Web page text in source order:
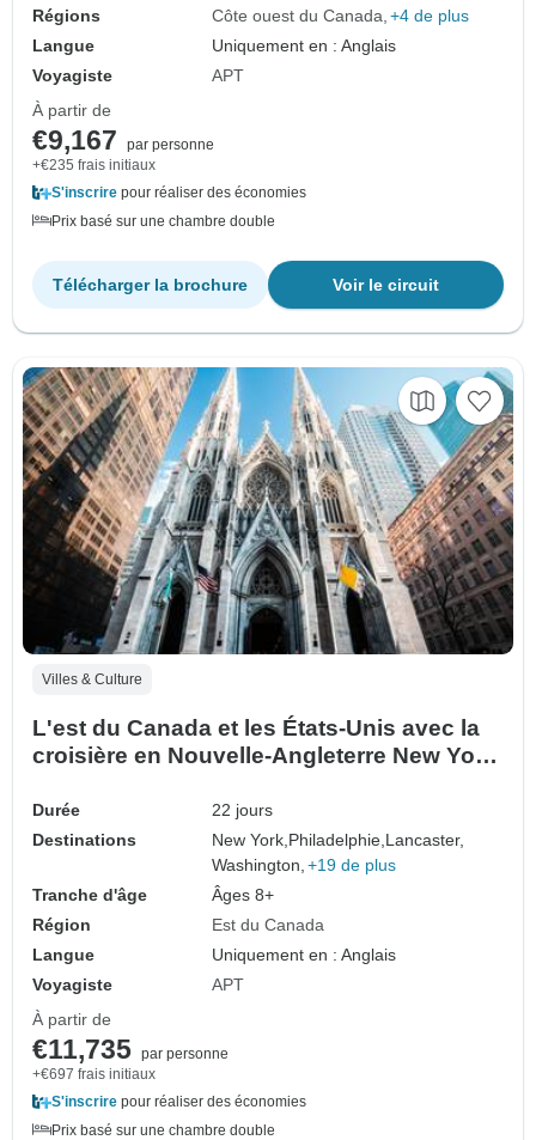
Régions Côte ouest du Canada +4 de plus
Langue
Uniquement en : Anglais
Voyagiste
APT
À partir de
€9,167
par personne
+€235 frais initiaux
S'inscrire pour réaliser des économies
Prix basé sur une chambre double
Voir le circuit
Télécharger la brochure
Villes & Culture
L'est du Canada et les États-Unis avec la
croisière en Nouvelle-Angleterre New York
Durée
22 jours
Destinations
New York, Philadelphie, Lancaster,
Washington, +19 de plus
Tranche d'âge
Âges 8+
Région
Est du Canada
Langue
Uniquement en : Anglais
Voyagiste
APT
À partir de
€11,735 par personne
+€697 frais initiaux
S'inscrire pour réaliser des économies
Prix basé sur une chambre double